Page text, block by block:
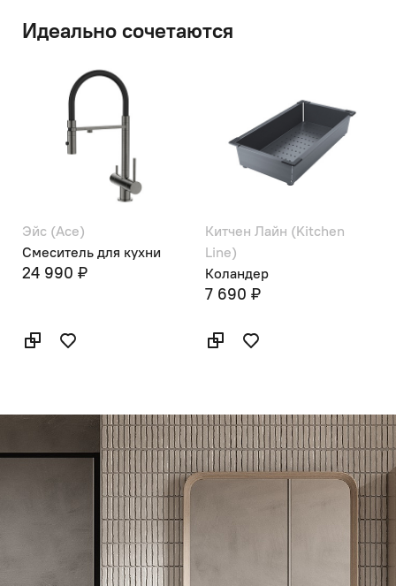
Идеально сочетаются
Эйс (Ace)
Смеситель для кухни
24 990 ₽
Китчен Лайн (Kitchen
Line)
Коландер
7 690 ₽